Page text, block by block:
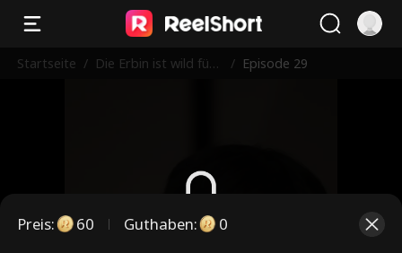
Startseite / Die Erbin ist wild für
/ Episode 29
Preis: 60 Guthaben: 0